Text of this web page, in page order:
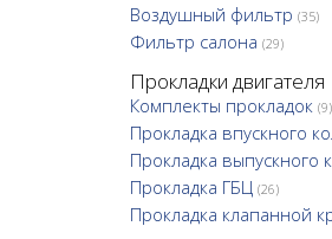
Воздушный фильтр (35)
Фильтр салона (29)
Прокладки двигателя
Комплекты прокладок (9)
Прокладка впускного
Прокладка выпускного
Прокладка ГБЦ (26)
Прокладка клапанной